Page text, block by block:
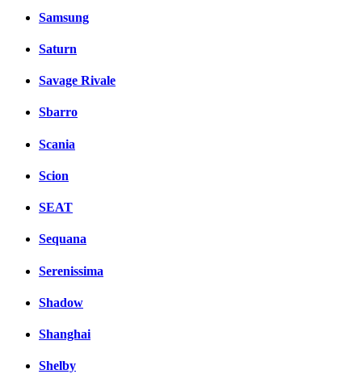
Samsung
Saturn
Savage Rivale
Sbarro
Scania
Scion
SEAT
Sequana
Serenissima
Shadow
Shanghai
Shelby